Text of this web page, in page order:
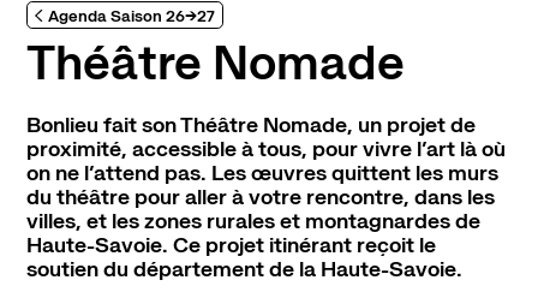
Agenda Saison 26→27
Théâtre Nomade
Bonlieu fait son Théâtre Nomade, un projet de
proximité, accessible à tous, pour vivre l’art là où
on ne l’attend pas. Les œuvres quittent les murs
du théâtre pour aller à votre rencontre, dans les
villes, et les zones rurales et montagnardes de
Haute-Savoie. Ce projet itinérant reçoit le
soutien du département de la Haute-Savoie.
Ateliers de pratique
Créations participatives
À l’écoute
Tous les podcasts
Infos pratiques
Venir au théâtre